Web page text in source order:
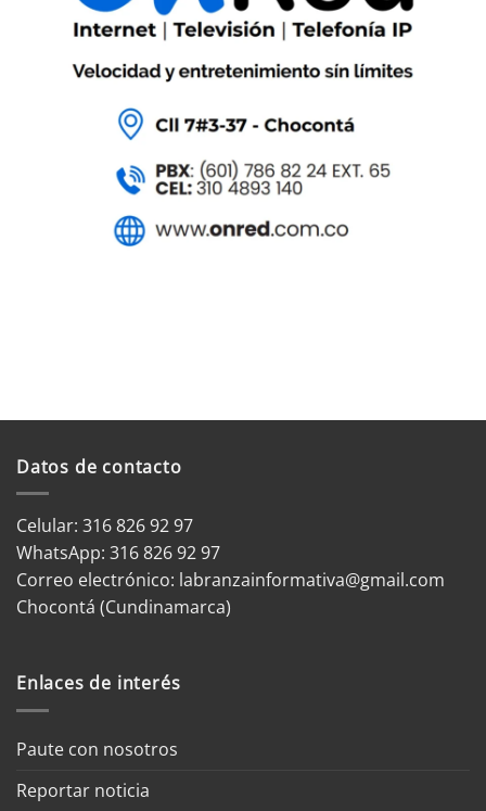
Datos de contacto
Celular: 316 826 92 97
WhatsApp: 316 826 92 97
Correo electrónico: labranzainformativa@gmail.com
Chocontá (Cundinamarca)
Enlaces de interés
Paute con nosotros
Reportar noticia